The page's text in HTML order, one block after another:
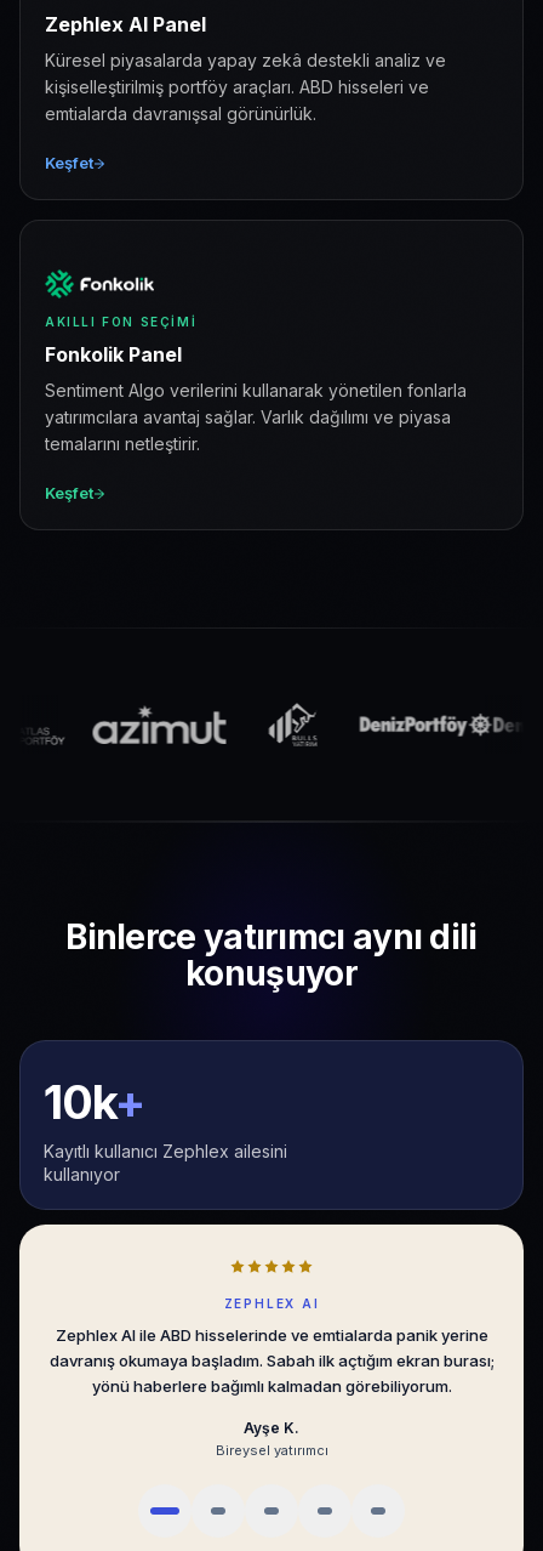
Zephlex AI Panel
Küresel piyasalarda yapay zekâ destekli analiz ve
kişiselleştirilmiş portföy araçları. ABD hisseleri ve
emtialarda davranışsal görünürlük.
Keşfet
AKILLI FON SEÇIMI
Fonkolik Panel
Sentiment Algo verilerini kullanarak yönetilen fonlarla
yatırımcılara avantaj sağlar. Varlık dağılımı ve piyasa
temalarını netleştirir.
Keşfet
Binlerce yatırımcı aynı dili
konuşuyor
10k+
Kayıtlı kullanıcı Zephlex ailesini
kullanıyor
SENTIMENT ALGO
Sentiment Algo, BIST’te emir akışını sade bir dilde gösteriyor.
Gürültüyü eleyip asıl hareketi görmek, günlük kararlarımı
ölçülebilir hale getirdi.
Mert D.
Portföy yöneticisi